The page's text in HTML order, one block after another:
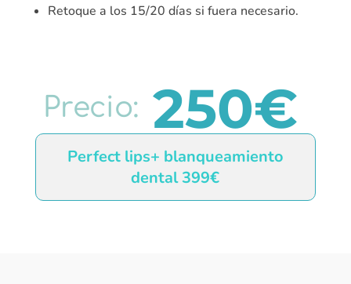
Retoque a los 15/20 días si fuera necesario.
Precio: 250€
Perfect lips+ blanqueamiento
dental 399€